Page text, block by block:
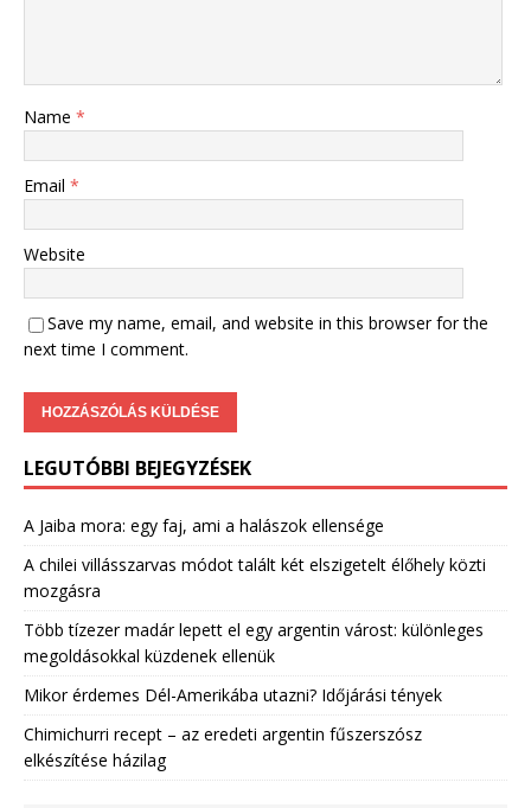
Name *
Email *
Website
Save my name, email, and website in this browser for the
next time I comment.
LEGUTÓBBI BEJEGYZÉSEK
A Jaiba mora: egy faj, ami a halászok ellensége
A chilei villásszarvas módot talált két elszigetelt élőhely közti
mozgásra
Több tízezer madár lepett el egy argentin várost: különleges
megoldásokkal küzdenek ellenük
Mikor érdemes Dél-Amerikába utazni? Időjárási tények
Chimichurri recept – az eredeti argentin fűszerszósz
elkészítése házilag